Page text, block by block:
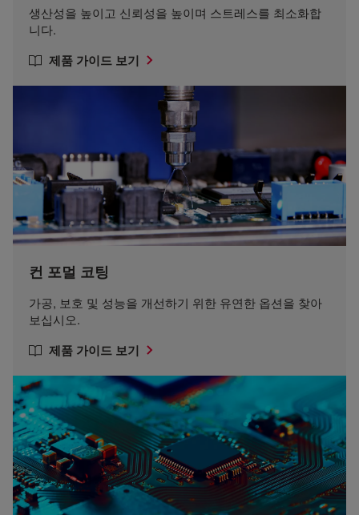
생산성을 높이고 신뢰성을 높이며 스트레스를 최소화합
니다.
제품 가이드 보기
컨 포멀 코팅
가공, 보호 및 성능을 개선하기 위한 유연한 옵션을 찾아
보십시오.
제품 가이드 보기